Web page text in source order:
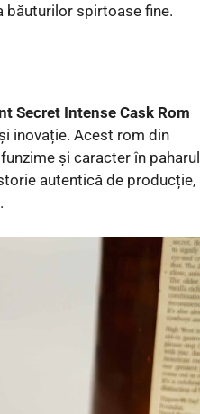
spirtoase fine.
Secret Intense Cask Rom
inovație. Acest rom din
și caracter în paharul
autentică de producție,